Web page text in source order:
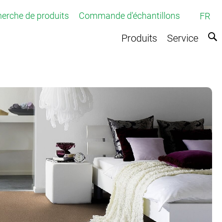
FR
de produits Commande d'échantillons
Produits
tuftée
Service